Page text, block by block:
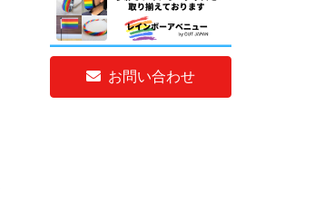
お問い合わせ